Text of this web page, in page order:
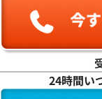
24時間い